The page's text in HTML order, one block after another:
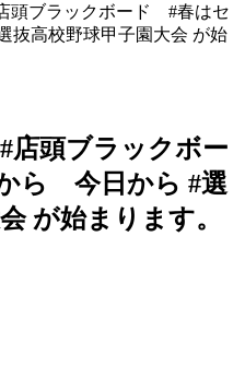
頭ブラックボード #春はセ
抜高校野球甲子園大会 が始
店頭ブラックボー
ら 今日から #選
が始まります。